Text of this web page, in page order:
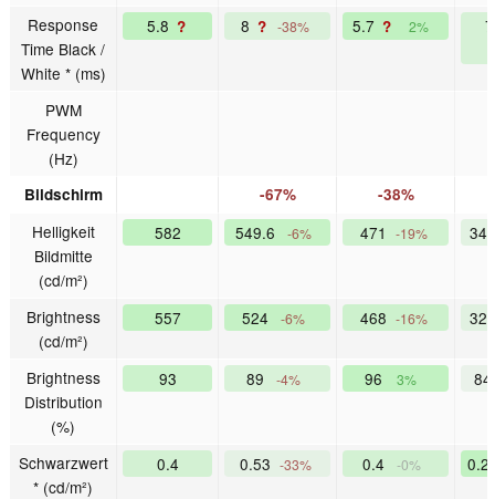
Response
Time Black /
White * (ms)
5.8 ? 8 ? -38% 5.7 ? 2%
PWM
Frequency
(Hz)
Bildschirm -67% -38%
Helligkeit
Bildmitte
(cd/m²)
582 549.6 -6% 471 -19%
Brightness
(cd/m²)
557 524 -6% 468 -16%
Brightness
Distribution
(%)
93 89 -4% 96 3%
Schwarzwert
* (cd/m²)
0.4 0.53 -33% 0.4 -0%